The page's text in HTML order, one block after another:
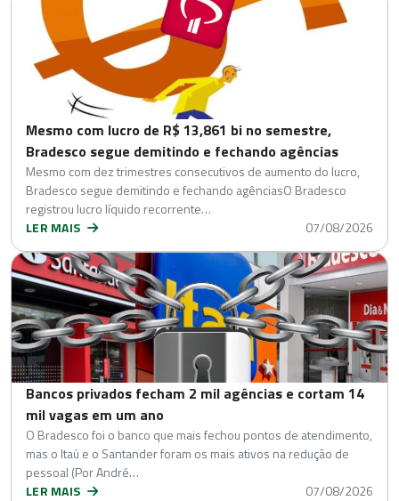
Mesmo com lucro de R$ 13,861 bi no semestre,
Bradesco segue demitindo e fechando agências
Mesmo com dez trimestres consecutivos de aumento do lucro,
Bradesco segue demitindo e fechando agênciasO Bradesco
registrou lucro líquido recorrente…
LER MAIS
07/08/2026
Bancos privados fecham 2 mil agências e cortam 14
mil vagas em um ano
O Bradesco foi o banco que mais fechou pontos de atendimento,
mas o Itaú e o Santander foram os mais ativos na redução de
pessoal (Por André…
LER MAIS
07/08/2026